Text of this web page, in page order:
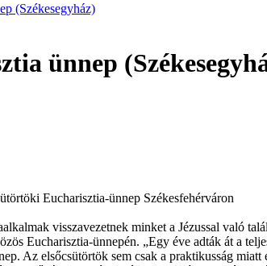
(Székesegyház)
ünnep
Eucharisztia-ünnep Székesfehérváron
visszavezetnek minket a Jézussal való
Eucharisztia-ünnepén. „Egy éve adták át a
Az elsőcsütörtök sem csak a praktikusság